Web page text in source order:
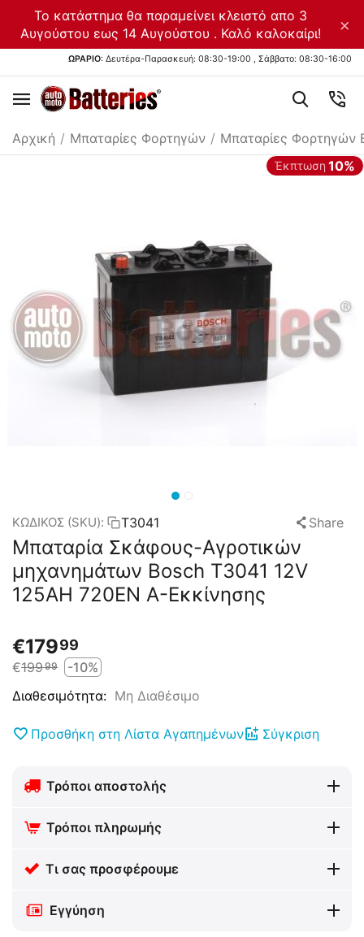
Το κατάστημα θα παραμείνει κλειστό απο 3
Αυγούστου εως 14 Αυγούστου . Καλό καλοκαίρι!
×
ΩΡΑΡΙΟ: Δευτέρα-Παρασκευή: 08:30-19:00 , Σάββατο: 08:30-16:00
Αρχική / Μπαταρίες Φορτηγών / Μπαταρίες Φορτηγών
Έκπτωση 10%
ΚΩΔΙΚΟΣ (SKU): T3041 Share
Μπαταρία Σκάφους-Αγροτικών
μηχανημάτων Bosch T3041 12V
125AH 720EN Α-Εκκίνησης
€17999
€19999
-10%
Διαθεσιμότητα: Μη Διαθέσιμο
Προσθήκη στη Λίστα Αγαπημένων Σύγκριση
Τρόποι αποστολής
Τρόποι πληρωμής
Τι σας προσφέρουμε
Εγγύηση